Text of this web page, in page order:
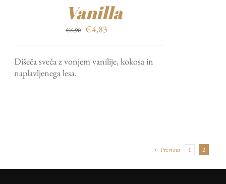
Vanilla
€6,90 Izvirna
bila:
€4,83
€4,83.
Dišeča sveča z vonjem vanilije, kokosa in
naplavljenega lesa.
Previous 1 2